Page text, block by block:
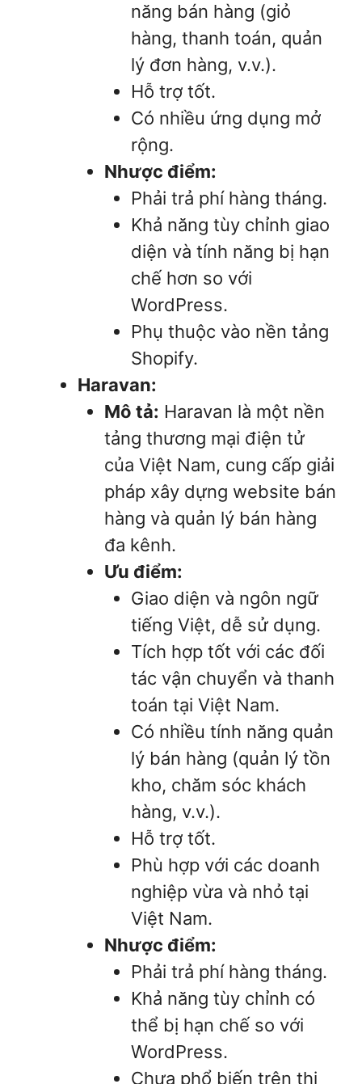
năng bán hàng (giỏ
hàng, thanh toán, quản
lý đơn hàng, v.v.).
Hỗ trợ tốt.
Có nhiều ứng dụng mở
rộng.
Nhược điểm:
Phải trả phí hàng tháng.
Khả năng tùy chỉnh giao
diện và tính năng bị hạn
chế hơn so với
WordPress.
Phụ thuộc vào nền tảng
Shopify.
Haravan:
Mô tả: Haravan là một nền
tảng thương mại điện tử
của Việt Nam, cung cấp giải
pháp xây dựng website bán
hàng và quản lý bán hàng
đa kênh.
Ưu điểm:
Giao diện và ngôn ngữ
tiếng Việt, dễ sử dụng.
Tích hợp tốt với các đối
tác vận chuyển và thanh
toán tại Việt Nam.
Có nhiều tính năng quản
lý bán hàng (quản lý tồn
kho, chăm sóc khách
hàng, v.v.).
Hỗ trợ tốt.
Phù hợp với các doanh
nghiệp vừa và nhỏ tại
Việt Nam.
Nhược điểm:
Phải trả phí hàng tháng.
Khả năng tùy chỉnh có
thể bị hạn chế so với
WordPress.
Chưa phổ biến trên thị